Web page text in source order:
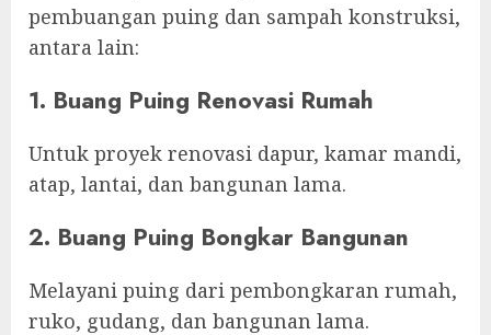
pembuangan puing dan sampah konstruksi,
antara lain:
1. Buang Puing Renovasi Rumah
Untuk proyek renovasi dapur, kamar mandi,
atap, lantai, dan bangunan lama.
2. Buang Puing Bongkar Bangunan
Melayani puing dari pembongkaran rumah,
ruko, gudang, dan bangunan lama.